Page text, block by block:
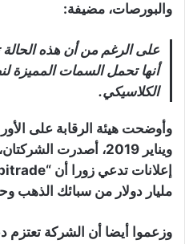
والبورصات، مضيفة:
على الرغم من أن هذه
أنها تحمل السمات المميزة
الكلاسيكي.
ويناير 2019، أصدرت
مليار دولار من سبائك الذهب